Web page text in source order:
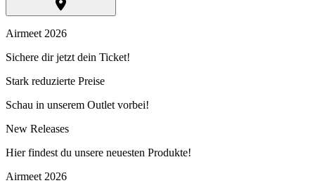
Airmeet 2026
Sichere dir jetzt dein Ticket!
Stark reduzierte Preise
Schau in unserem Outlet vorbei!
New Releases
Hier findest du unsere neuesten Produkte!
Airmeet 2026